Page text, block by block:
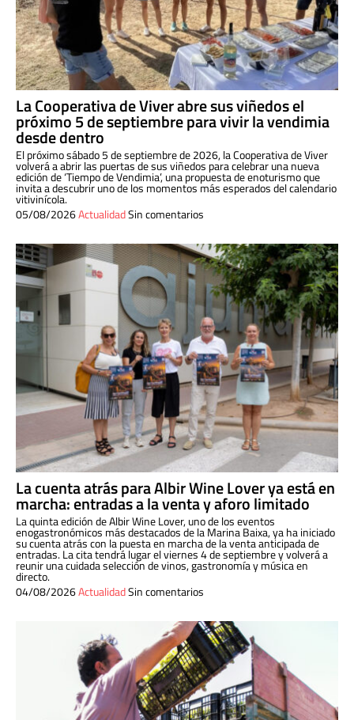
La Cooperativa de Viver abre sus viñedos el
próximo 5 de septiembre para vivir la vendimia
desde dentro
El próximo sábado 5 de septiembre de 2026, la Cooperativa de Viver
volverá a abrir las puertas de sus viñedos para celebrar una nueva
edición de ‘Tiempo de Vendimia’, una propuesta de enoturismo que
invita a descubrir uno de los momentos más esperados del calendario
vitivinícola.
05/08/2026ActualidadSin comentarios
La cuenta atrás para Albir Wine Lover ya está en
marcha: entradas a la venta y aforo limitado
La quinta edición de Albir Wine Lover, uno de los eventos
enogastronómicos más destacados de la Marina Baixa, ya ha iniciado
su cuenta atrás con la puesta en marcha de la venta anticipada de
entradas. La cita tendrá lugar el viernes 4 de septiembre y volverá a
reunir una cuidada selección de vinos, gastronomía y música en
directo.
04/08/2026ActualidadSin comentarios